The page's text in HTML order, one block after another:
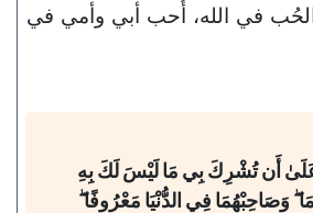
الحُب في الله، أُحب أبي وأمي في
أَن تُشْرِكَ بِي مَا لَيْسَ لَكَ بِهِ
وَصَاحِبْهُمَا فِي الدُّنْيَا مَعْرُوفًا